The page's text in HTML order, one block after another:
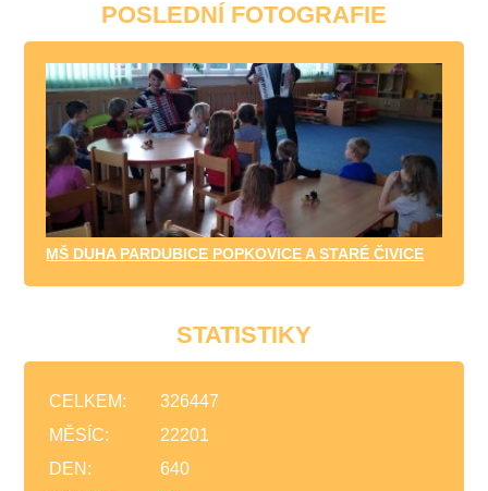
POSLEDNÍ FOTOGRAFIE
MŠ DUHA PARDUBICE POPKOVICE A STARÉ ČIVICE
STATISTIKY
CELKEM:
326447
MĚSÍC:
22201
DEN:
640